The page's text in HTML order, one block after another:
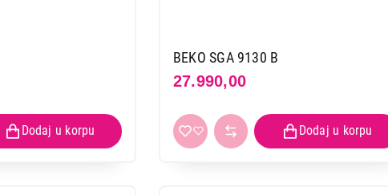
BEKO SGA 9130 B
27.990,00